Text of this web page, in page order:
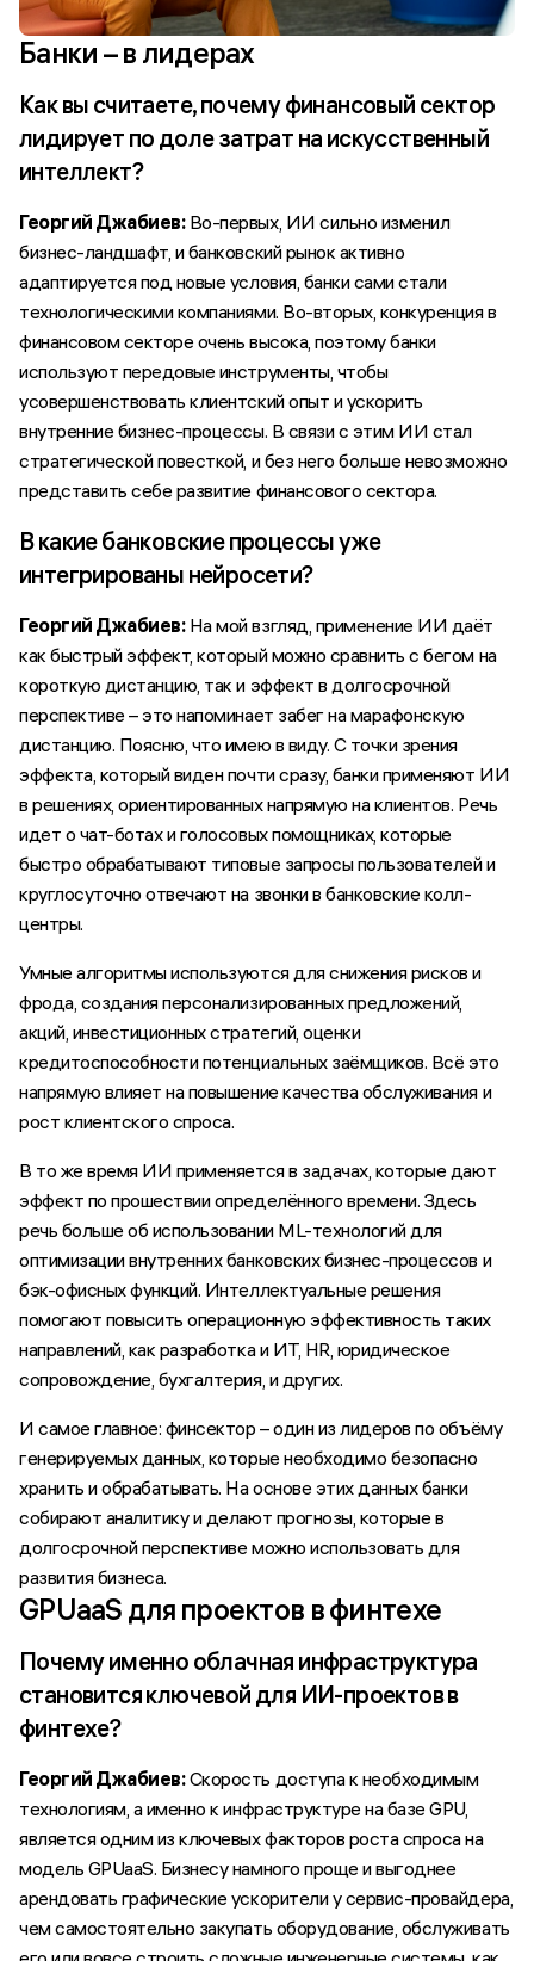
Банки – в лидерах
Как вы считаете, почему финансовый сектор
лидирует по доле затрат на искусственный
интеллект?
Георгий Джабиев:Во-первых, ИИ сильно изменил
бизнес-ландшафт, и банковский рынок активно
адаптируется под новые условия, банки сами стали
технологическими компаниями. Во-вторых, конкуренция в
финансовом секторе очень высока, поэтому банки
используют передовые инструменты, чтобы
усовершенствовать клиентский опыт и ускорить
внутренние бизнес-процессы. В связи с этим ИИ стал
стратегической повесткой, и без него больше невозможно
представить себе развитие финансового сектора.
В какие банковские процессы уже
интегрированы нейросети?
Георгий Джабиев:На мой взгляд, применение ИИ даёт
как быстрый эффект, который можно сравнить с бегом на
короткую дистанцию, так и эффект в долгосрочной
перспективе – это напоминает забег на марафонскую
дистанцию. Поясню, что имею в виду. С точки зрения
эффекта, который виден почти сразу, банки применяют ИИ
в решениях, ориентированных напрямую на клиентов. Речь
идет о чат-ботах и голосовых помощниках, которые
быстро обрабатывают типовые запросы пользователей и
круглосуточно отвечают на звонки в банковские колл-
центры.
Умные алгоритмы используются для снижения рисков и
фрода, создания персонализированных предложений,
акций, инвестиционных стратегий, оценки
кредитоспособности потенциальных заёмщиков. Всё это
напрямую влияет на повышение качества обслуживания и
рост клиентского спроса.
В то же время ИИ применяется в задачах, которые дают
эффект по прошествии определённого времени. Здесь
речь больше об использовании ML-технологий для
оптимизации внутренних банковских бизнес-процессов и
бэк-офисных функций. Интеллектуальные решения
помогают повысить операционную эффективность таких
направлений, как разработка и ИТ, HR, юридическое
сопровождение, бухгалтерия, и других.
И самое главное: финсектор – один из лидеров по объёму
генерируемых данных, которые необходимо безопасно
хранить и обрабатывать. На основе этих данных банки
собирают аналитику и делают прогнозы, которые в
долгосрочной перспективе можно использовать для
развития бизнеса.
GPUaaS для проектов в финтехе
Почему именно облачная инфраструктура
становится ключевой для ИИ-проектов в
финтехе?
Георгий Джабиев:Скорость доступа к необходимым
технологиям, а именно к инфраструктуре на базе GPU,
является одним из ключевых факторов роста спроса на
модель GPUaaS. Бизнесу намного проще и выгоднее
арендовать графические ускорители у сервис-провайдера,
чем самостоятельно закупать оборудование, обслуживать